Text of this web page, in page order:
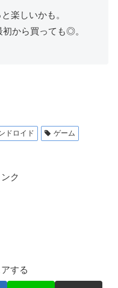
楽しいかも。
から買っても◎。
ドロイド
ゲーム
ク
する